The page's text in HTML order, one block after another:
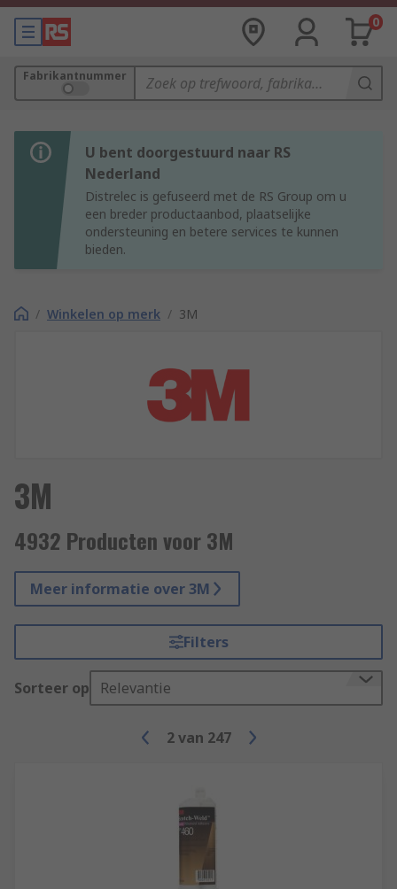
0
Fabrikantnummer
U bent doorgestuurd naar RS
Nederland
Distrelec is gefuseerd met de RS Group om u
een breder productaanbod, plaatselijke
ondersteuning en betere services te kunnen
bieden.
/ Winkelen op merk / 3M
3M
4932 Producten voor 3M
Meer informatie over 3M
Filters
Sorteer op Relevantie
2 van 247